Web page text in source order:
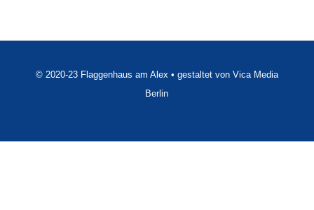
© 2020-23 Flaggenhaus am Alex • gestaltet von Vica Media
Berlin